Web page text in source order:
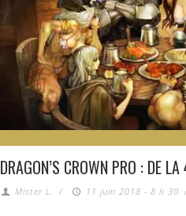
DRAGON’S CROWN PRO : DE
Mister L. / 11 juin 2018 - 8 h 30